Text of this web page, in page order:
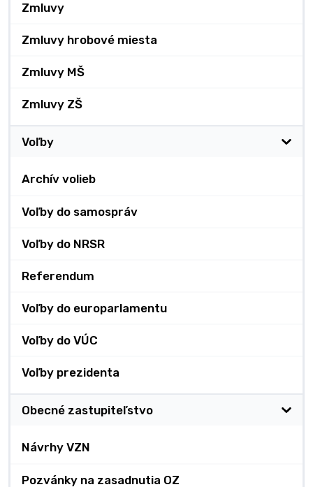
Zmluvy
Zmluvy hrobové miesta
Zmluvy MŠ
Zmluvy ZŠ
Voľby
Archív volieb
Voľby do samospráv
Voľby do NRSR
Referendum
Voľby do europarlamentu
Voľby do VÚC
Voľby prezidenta
Obecné zastupiteľstvo
Návrhy VZN
Pozvánky na zasadnutia OZ